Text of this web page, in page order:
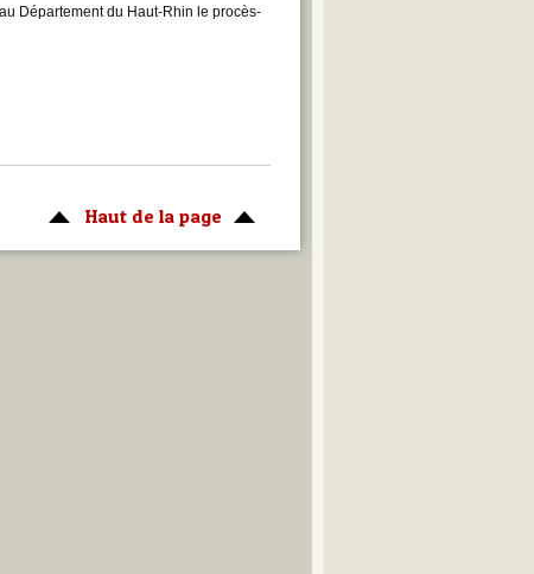
Département du Haut-Rhin le procès-
Haut de la page